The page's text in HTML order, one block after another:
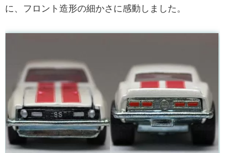
に、フロント造形の細かさに感動しました。